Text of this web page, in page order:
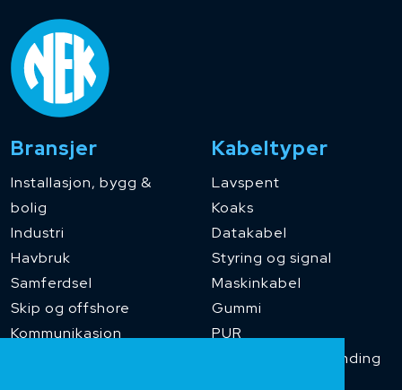
Bransjer
Installasjon, bygg &
bolig
Industri
Havbruk
Samferdsel
Skip og offshore
Kommunikasjon
Kabeltyper
Lavspent
Koaks
Datakabel
Styring og signal
Maskinkabel
Gummi
PUR
Temperaturbestanding